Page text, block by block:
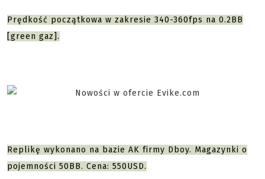
Prędkość początkowa w zakresie 340-360fps na 0.2BB
[green gaz].
Replikę wykonano na bazie AK firmy Dboy. Magazynki o
pojemności 50BB. Cena: 550USD.